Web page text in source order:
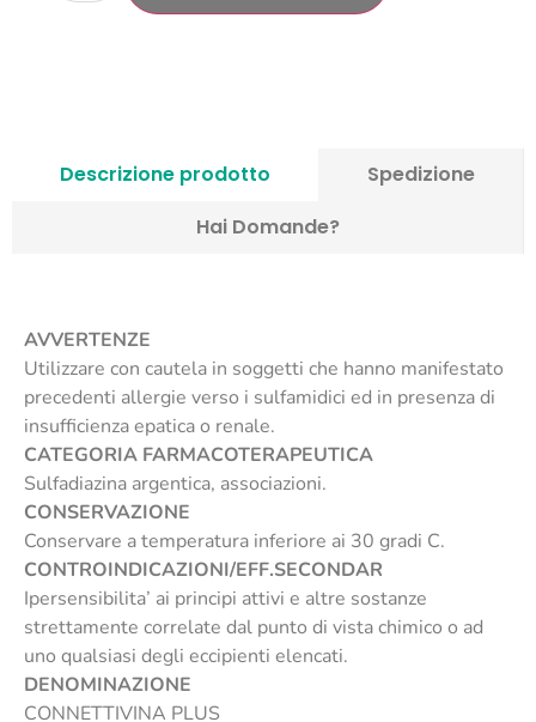
Descrizione prodotto
Spedizione
Hai Domande?
AVVERTENZE
Utilizzare con cautela in soggetti che hanno manifestato
precedenti allergie verso i sulfamidici ed in presenza di
insufficienza epatica o renale.
CATEGORIA FARMACOTERAPEUTICA
Sulfadiazina argentica, associazioni.
CONSERVAZIONE
Conservare a temperatura inferiore ai 30 gradi C.
CONTROINDICAZIONI/EFF.SECONDAR
Ipersensibilita’ ai principi attivi e altre sostanze
strettamente correlate dal punto di vista chimico o ad
uno qualsiasi degli eccipienti elencati.
DENOMINAZIONE
CONNETTIVINA PLUS